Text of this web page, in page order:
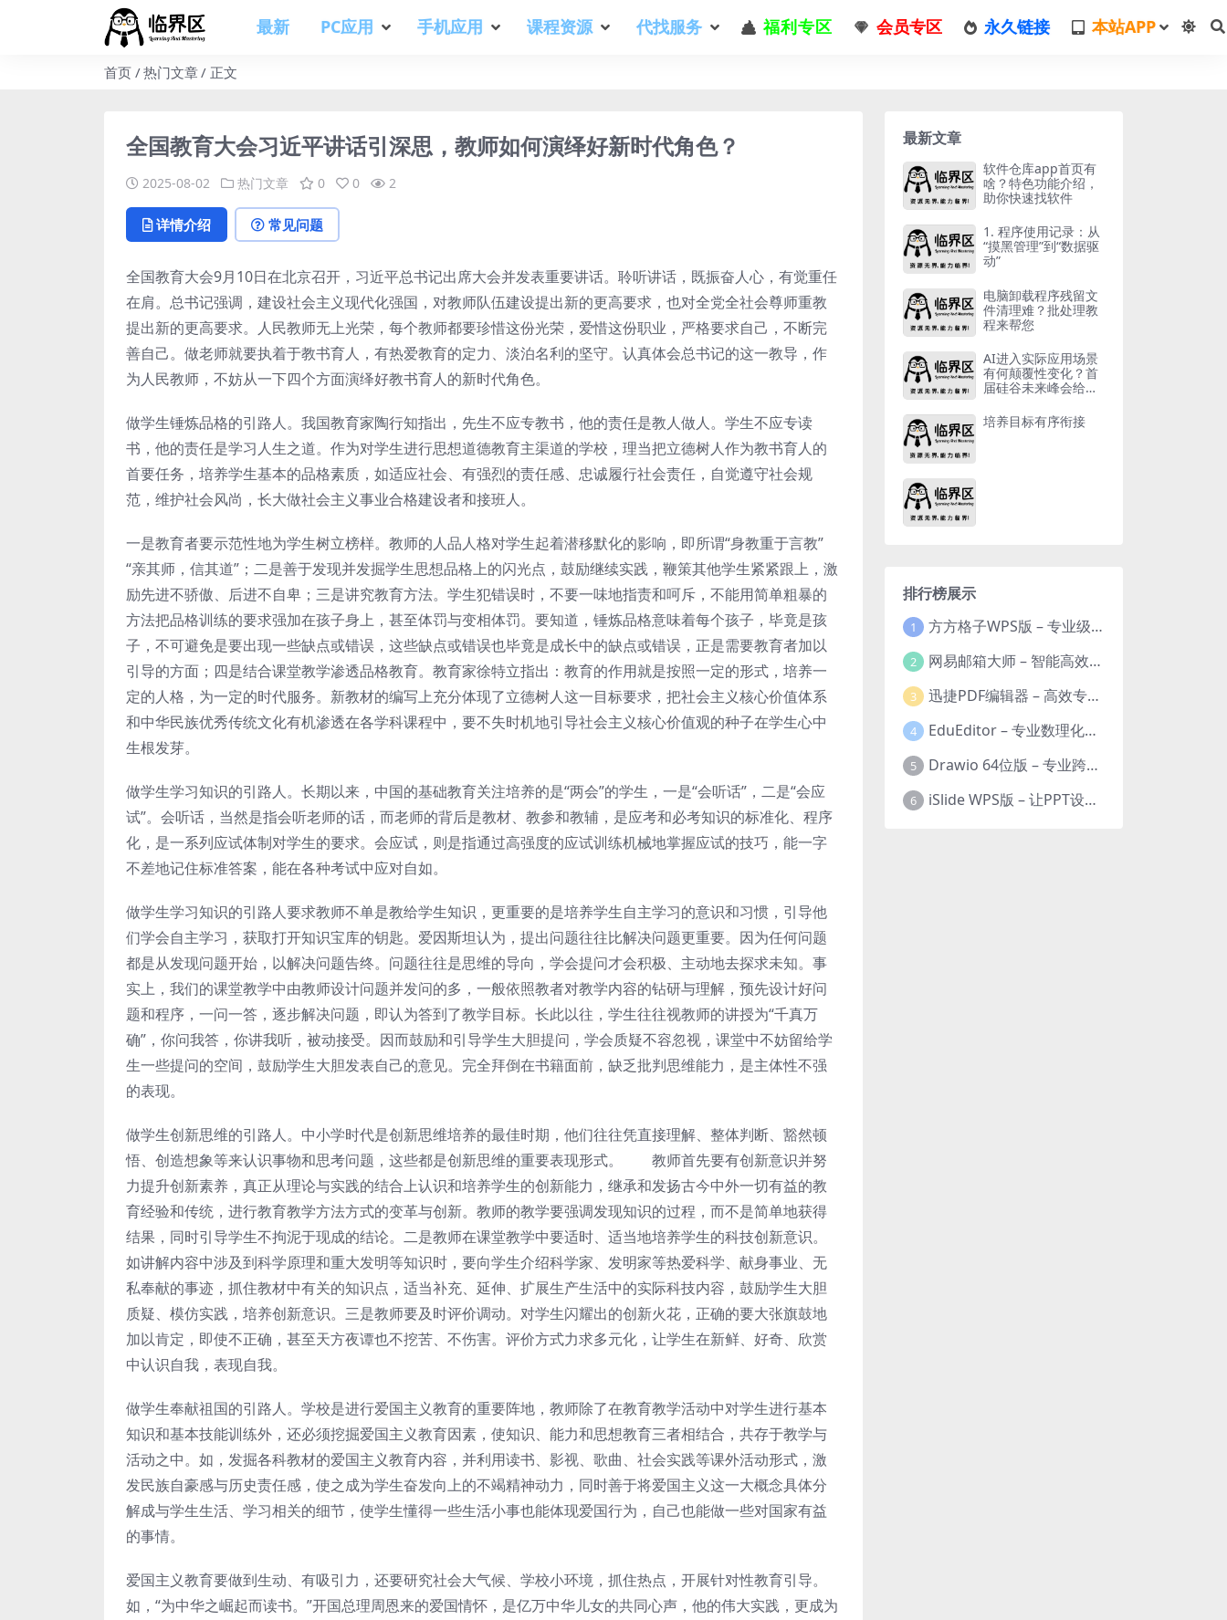
最新 PC应用 手机应用 课程资源 代找服务 福利专区 会员专区 永久链接 本站APP
首页 热门文章 正文
全国教育大会习近平讲话引深思，教师如何演绎好新时代角色？
2025-08-02 热门文章 0 0 2
详情介绍 常见问题
全国教育大会9月10日在北京召开，习近平总书记出席大会并发表重要讲话。聆听讲话，既振奋人心，有觉重任
在肩。总书记强调，建设社会主义现代化强国，对教师队伍建设提出新的更高要求，也对全党全社会尊师重教
提出新的更高要求。人民教师无上光荣，每个教师都要珍惜这份光荣，爱惜这份职业，严格要求自己，不断完
善自己。做老师就要执着于教书育人，有热爱教育的定力、淡泊名利的坚守。认真体会总书记的这一教导，作
为人民教师，不妨从一下四个方面演绎好教书育人的新时代角色。
做学生锤炼品格的引路人。我国教育家陶行知指出，先生不应专教书，他的责任是教人做人。学生不应专读
书，他的责任是学习人生之道。作为对学生进行思想道德教育主渠道的学校，理当把立德树人作为教书育人的
首要任务，培养学生基本的品格素质，如适应社会、有强烈的责任感、忠诚履行社会责任，自觉遵守社会规
范，维护社会风尚，长大做社会主义事业合格建设者和接班人。
一是教育者要示范性地为学生树立榜样。教师的人品人格对学生起着潜移默化的影响，即所谓“身教重于言教”
“亲其师，信其道”；二是善于发现并发掘学生思想品格上的闪光点，鼓励继续实践，鞭策其他学生紧紧跟上，激
励先进不骄傲、后进不自卑；三是讲究教育方法。学生犯错误时，不要一味地指责和呵斥，不能用简单粗暴的
方法把品格训练的要求强加在孩子身上，甚至体罚与变相体罚。要知道，锤炼品格意味着每个孩子，毕竟是孩
子，不可避免是要出现一些缺点或错误，这些缺点或错误也毕竟是成长中的缺点或错误，正是需要教育者加以
引导的方面；四是结合课堂教学渗透品格教育。教育家徐特立指出：教育的作用就是按照一定的形式，培养一
定的人格，为一定的时代服务。新教材的编写上充分体现了立德树人这一目标要求，把社会主义核心价值体系
和中华民族优秀传统文化有机渗透在各学科课程中，要不失时机地引导社会主义核心价值观的种子在学生心中
生根发芽。
做学生学习知识的引路人。长期以来，中国的基础教育关注培养的是“两会”的学生，一是“会听话”，二是“会应
试”。会听话，当然是指会听老师的话，而老师的背后是教材、教参和教辅，是应考和必考知识的标准化、程序
化，是一系列应试体制对学生的要求。会应试，则是指通过高强度的应试训练机械地掌握应试的技巧，能一字
不差地记住标准答案，能在各种考试中应对自如。
做学生学习知识的引路人要求教师不单是教给学生知识，更重要的是培养学生自主学习的意识和习惯，引导他
们学会自主学习，获取打开知识宝库的钥匙。爱因斯坦认为，提出问题往往比解决问题更重要。因为任何问题
都是从发现问题开始，以解决问题告终。问题往往是思维的导向，学会提问才会积极、主动地去探求未知。事
实上，我们的课堂教学中由教师设计问题并发问的多，一般依照教者对教学内容的钻研与理解，预先设计好问
题和程序，一问一答，逐步解决问题，即认为答到了教学目标。长此以往，学生往往视教师的讲授为“千真万
确”，你问我答，你讲我听，被动接受。因而鼓励和引导学生大胆提问，学会质疑不容忽视，课堂中不妨留给学
生一些提问的空间，鼓励学生大胆发表自己的意见。完全拜倒在书籍面前，缺乏批判思维能力，是主体性不强
的表现。
做学生创新思维的引路人。中小学时代是创新思维培养的最佳时期，他们往往凭直接理解、整体判断、豁然顿
悟、创造想象等来认识事物和思考问题，这些都是创新思维的重要表现形式。 教师首先要有创新意识并努
力提升创新素养，真正从理论与实践的结合上认识和培养学生的创新能力，继承和发扬古今中外一切有益的教
育经验和传统，进行教育教学方法方式的变革与创新。教师的教学要强调发现知识的过程，而不是简单地获得
结果，同时引导学生不拘泥于现成的结论。二是教师在课堂教学中要适时、适当地培养学生的科技创新意识。
如讲解内容中涉及到科学原理和重大发明等知识时，要向学生介绍科学家、发明家等热爱科学、献身事业、无
私奉献的事迹，抓住教材中有关的知识点，适当补充、延伸、扩展生产生活中的实际科技内容，鼓励学生大胆
质疑、模仿实践，培养创新意识。三是教师要及时评价调动。对学生闪耀出的创新火花，正确的要大张旗鼓地
加以肯定，即使不正确，甚至天方夜谭也不挖苦、不伤害。评价方式力求多元化，让学生在新鲜、好奇、欣赏
中认识自我，表现自我。
做学生奉献祖国的引路人。学校是进行爱国主义教育的重要阵地，教师除了在教育教学活动中对学生进行基本
知识和基本技能训练外，还必须挖掘爱国主义教育因素，使知识、能力和思想教育三者相结合，共存于教学与
活动之中。如，发掘各科教材的爱国主义教育内容，并利用读书、影视、歌曲、社会实践等课外活动形式，激
发民族自豪感与历史责任感，使之成为学生奋发向上的不竭精神动力，同时善于将爱国主义这一大概念具体分
解成与学生生活、学习相关的细节，使学生懂得一些生活小事也能体现爱国行为，自己也能做一些对国家有益
的事情。
爱国主义教育要做到生动、有吸引力，还要研究社会大气候、学校小环境，抓住热点，开展针对性教育引导。
如，“为中华之崛起而读书。”开国总理周恩来的爱国情怀，是亿万中华儿女的共同心声，他的伟大实践，更成为
最新文章
软件仓库app首页有
啥？特色功能介绍，
助你快速找软件
1. 程序使用记录：从
“摸黑管理”到“数据驱
动”
电脑卸载程序残留文
件清理难？批处理教
程来帮您
AI进入实际应用场景
有何颠覆性变化？首
届硅谷未来峰会给出
培养目标有序衔接
排行榜展示
1 方方格子WPS版 – 专业级Excel/WPS表格效率增强插件
2 网易邮箱大师 – 智能高效的全平台邮箱管理专家
3 迅捷PDF编辑器 – 高效专业的PDF编辑与格式处理工具
4 EduEditor – 专业数理化公式与科学文档编辑器
5 Drawio 64位版 – 专业跨平台图表设计与协作工具
6 iSlide WPS版 – 让PPT设计效率提升10倍的专业插件